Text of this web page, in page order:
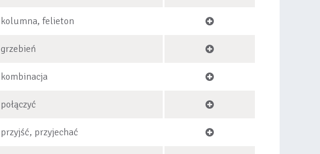
kolumna, felieton
grzebień
kombinacja
połączyć
przyjść, przyjechać